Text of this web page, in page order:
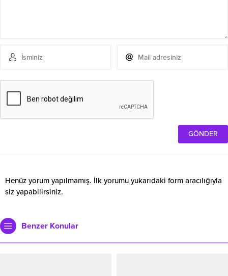
Henüz yorum yapılmamış. İlk yorumu yukarıdaki form aracılığıyla
siz yapabilirsiniz.
Benzer Konular